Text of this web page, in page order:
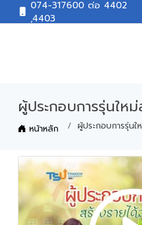
074-317600 ต่อ 4402
,4403
หน้าหลัก ผู้ประกอบการรุ่นใหม่สร้างรายได้จากฟาร์ม